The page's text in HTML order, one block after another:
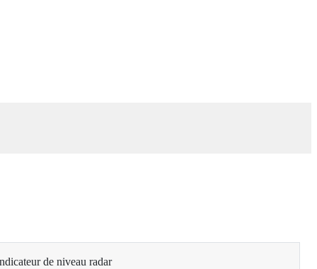
de niveau radar